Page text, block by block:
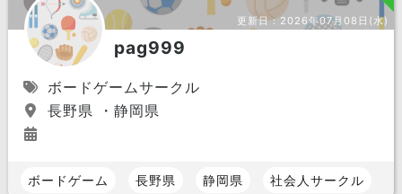
更新日：2026年07月08日(水)
pag999
ボードゲームサークル
長野県 ・静岡県
ボードゲーム 長野県 静岡県 社会人サークル